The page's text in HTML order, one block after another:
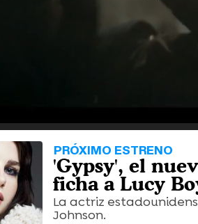
PRÓXIMO ESTRENO
'Gypsy', el
ficha a Lucy
La actriz
Johnson.